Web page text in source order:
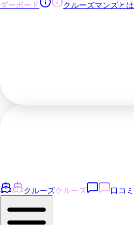
ダーボード
クルーズマンズとは
クルーズクルーズ 口コミ